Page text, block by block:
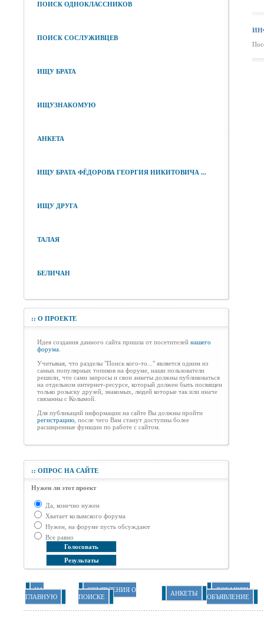
ПОИСК ОДНОКЛАССНИКОВ
ПОИСК СОСЛУЖИВЦЕВ
ИЩУ БРАТА
ИЩУЗНАКОМУЮ
АНКЕТА
ИЩУ БРАТА ФЁДОРОВА ГЕОРГИЯ НИКИТОВИЧА ...
ИЩУ ДРУГА
ТАЛАЯ
БЕЛИЧАН
:: О ПРОЕКТЕ
Идея создания данного сайта пришла от посетителей нашего
форума
Учитывая, что разделы "Поиск кого-то..." является одним из
самых популярных топиков на форуме, наши пользователи
решили, что сами запросы и свои анкеты должны публиковаться
на отдельном интернет-ресурсе, который должен быть посвящен
только розыску друзей, знакомых, людей которые так или иначе
связанны с Колымой.
Для публикаций информации на сайте Вы должны пройти
регистрацию , после чего Вам станут доступны более
расширенные функции по работе с сайтом.
:: ОПРОС НА САЙТЕ
Нужен ли этот проект
Да, конечно нужен
Хватает колымского форума
Нужен, на форуме пусть обсуждают
Все равно
НА
ГЛАВНУЮ
ОБЪЯВЛЕНИЯ О
ПОИСКЕ
АНКЕТЫ
ДОБАВИТЬ
ОБЪЯВЛЕНИЕ